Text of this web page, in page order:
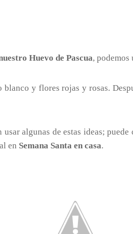
Huevo de Pascua, podemos
blanco y flores rojas y rosas.
usar algunas de estas ideas;
en Semana Santa en casa.